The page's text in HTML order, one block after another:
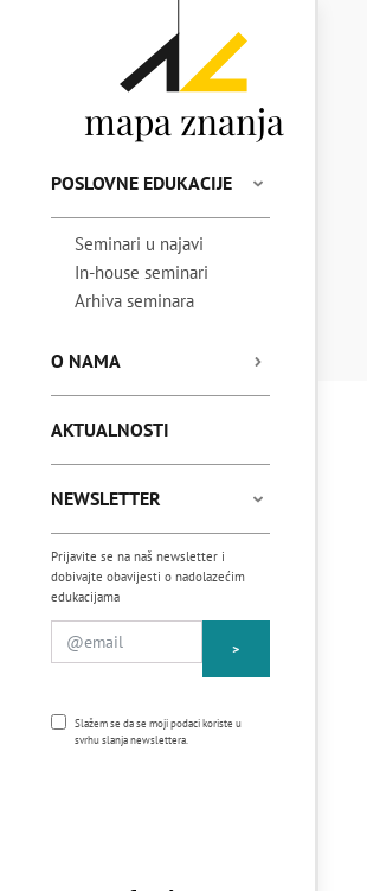
mapa znanja
POSLOVNE EDUKACIJE
Seminari u najavi
In-house seminari
Arhiva seminara
O NAMA
AKTUALNOSTI
NEWSLETTER
Prijavite se na naš newsletter i
dobivajte obavijesti o nadolazećim
edukacijama
>
Slažem se da se moji podaci koriste u
svrhu slanja newslettera.